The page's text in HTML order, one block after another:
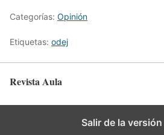
Categorías: Opinión
Etiquetas: odej
Revista Aula
Salir de la